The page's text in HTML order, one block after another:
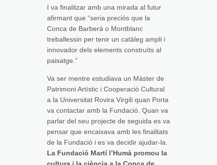
I va finalitzar amb una mirada al futur
afirmant que “seria preciós que la
Conca de Barberà o Montblanc
treballessin per tenir un catàleg ampli i
innovador dels elements construïts al
paisatge.”
Va ser mentre estudiava un Màster de
Patrimoni Artístic i Cooperació Cultural
a la Universitat Rovira Virgili quan Porta
va contactar amb la Fundació. Quan va
parlar del seu projecte de seguida es va
pensar que encaixava amb les finalitats
de la Fundació i es va decidir ajudar-la.
La Fundació Martí l’Humà promou la